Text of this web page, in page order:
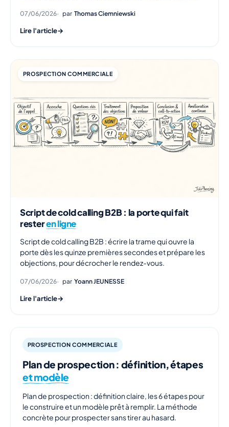
07/06/2026 par Thomas Ciemniewski
Lire l'article→
PROSPECTION COMMERCIALE
Script de cold calling B2B : la porte qui fait
resteren ligne
Script de cold calling B2B : écrire la trame qui ouvre la
porte dès les quinze premières secondes et prépare les
objections, pour décrocher le rendez-vous.
07/06/2026 par Yoann JEUNESSE
Lire l'article→
PROSPECTION COMMERCIALE
Plan de prospection : définition, étapes
et modèle
Plan de prospection : définition claire, les 6 étapes pour
le construire et un modèle prêt à remplir. La méthode
concrète pour prospecter sans tirer au hasard.